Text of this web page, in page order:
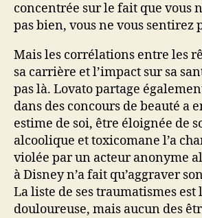
concentrée sur le fait que vous
pas bien, vous ne vous sentirez
Mais les corrélations entre les
sa carrière et l’impact sur sa
pas là. Lovato partage
dans des concours de beauté a
estime de soi, être éloignée de
alcoolique et toxicomane l’a
violée par un acteur anonyme
à Disney n’a fait qu’aggraver
La liste de ses traumatismes est
douloureuse, mais aucun des